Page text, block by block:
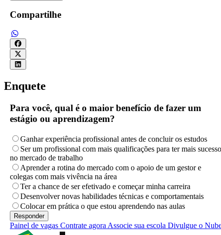
Compartilhe
Enquete
Para você, qual é o maior benefício de fazer um
estágio ou aprendizagem?
Ganhar experiência profissional antes de concluir os estudos
Ser um profissional com mais qualificações para ter mais sucesso
no mercado de trabalho
Aprender a rotina do mercado com o apoio de um gestor e
colegas com mais vivência na área
Ter a chance de ser efetivado e começar minha carreira
Desenvolver novas habilidades técnicas e comportamentais
Colocar em prática o que estou aprendendo nas aulas
Painel de vagas Contrate agora Associe sua escola Divulgue o